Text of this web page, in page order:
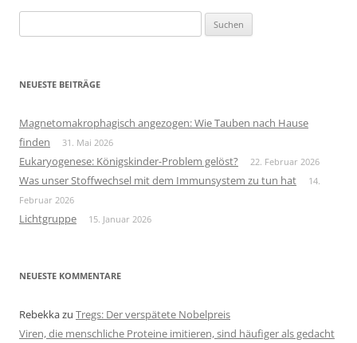
nach:
NEUESTE BEITRÄGE
Magnetomakrophagisch angezogen: Wie Tauben nach Hause
finden
31. Mai 2026
Eukaryogenese: Königskinder-Problem gelöst? 22. Februar 2026
Was unser Stoffwechsel mit dem Immunsystem zu tun hat
14.
Februar 2026
Lichtgruppe 15. Januar 2026
NEUESTE KOMMENTARE
Rebekkazu Tregs: Der verspätete Nobelpreis
Viren, die menschliche Proteine imitieren, sind häufiger als gedacht